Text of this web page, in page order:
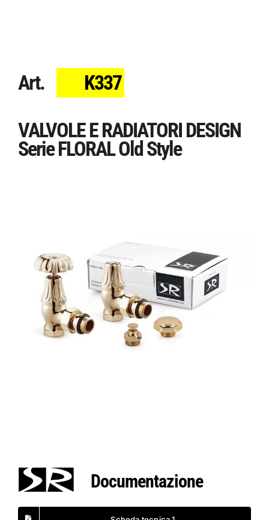
Art. K337
VALVOLE E RADIATORI DESIGN
Serie FLORAL Old Style
Documentazione